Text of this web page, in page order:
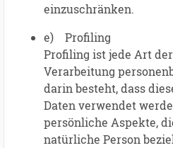
einzuschränken.
e) Profiling
Profiling ist jede Art
Verarbeitung
darin besteht, dass
Daten verwendet
persönliche Aspekte,
natürliche Person